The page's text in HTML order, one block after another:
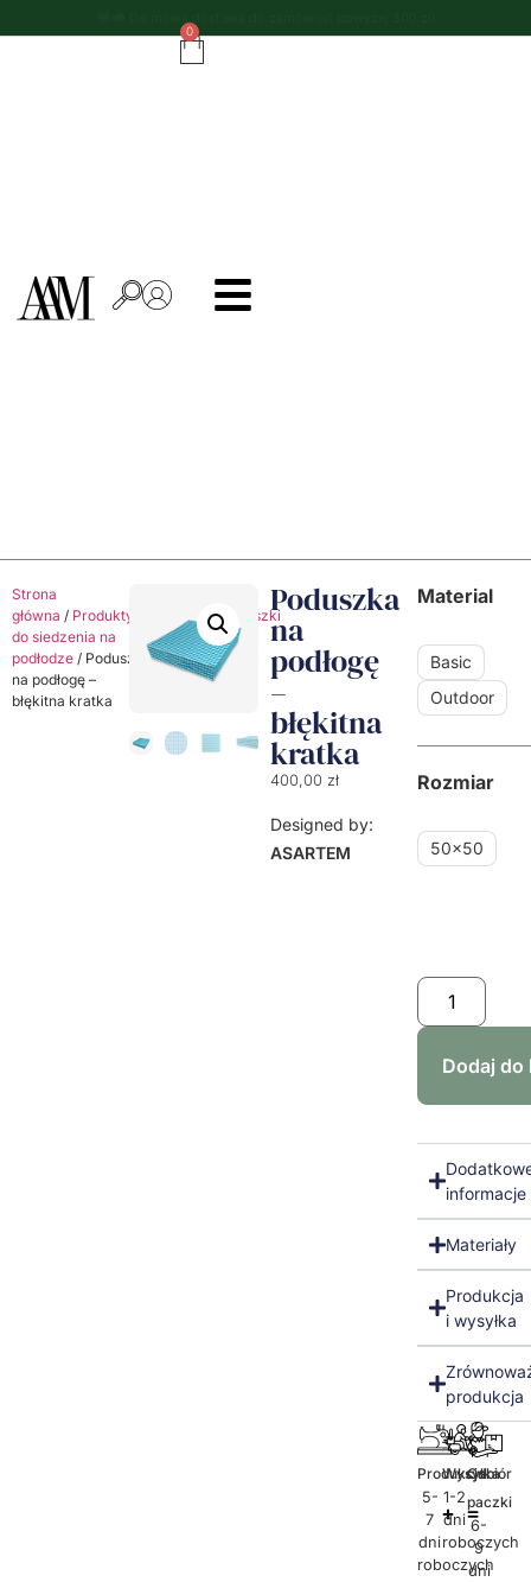
0
Strona
główna / Produkty Poduszki /Poduszki
do siedzenia na
podłodze / Poduszka
na podłogę –
błękitna kratka
Poduszka
na
podłogę
–
błękitna
kratka
400,00 zł
Designed by:
ASARTEM
Material
Basic
Outdoor
Rozmiar
50x50
Dodaj do
informacje
Materiały
Produkcja
i wysyłka
produkcja
Produkcja
5-
7
dni
roboczych
Wysyłka
1-2
dni
roboczych
Odbiór
paczki
6-
9
dni